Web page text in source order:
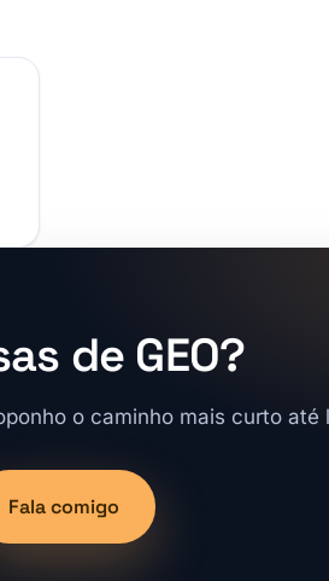
de GEO?
o caminho mais curto até
Fala comigo